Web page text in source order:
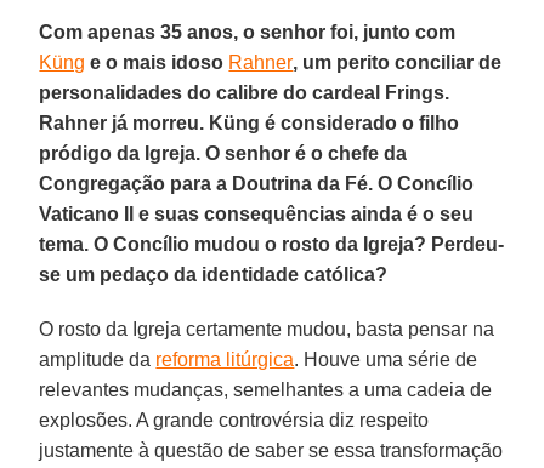
Com apenas 35 anos, o senhor foi, junto com
Küng e o mais idoso Rahner, um perito conciliar de
personalidades do calibre do cardeal Frings.
Rahner já morreu. Küng é considerado o filho
pródigo da Igreja. O senhor é o chefe da
Congregação para a Doutrina da Fé. O Concílio
Vaticano II e suas consequências ainda é o seu
tema. O Concílio mudou o rosto da Igreja? Perdeu-
se um pedaço da identidade católica?
O rosto da Igreja certamente mudou, basta pensar na
amplitude da reforma litúrgica. Houve uma série de
relevantes mudanças, semelhantes a uma cadeia de
explosões. A grande controvérsia diz respeito
justamente à questão de saber se essa transformação